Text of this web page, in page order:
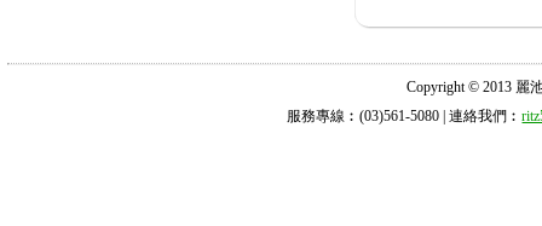
Copyright © 2013 麗
服務專線︰(03)561-5080 | 連絡我們︰